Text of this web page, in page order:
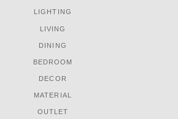
LIGHTING
LIVING
DINING
BEDROOM
DECOR
MATERIAL
OUTLET